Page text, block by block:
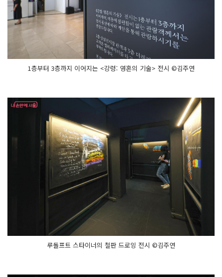
1층부터 3층까지 이어지는 <강령: 영혼의 기술> 전시 ©김주연
루돌프트 스타이너의 철판 드로잉 전시 ©김주연